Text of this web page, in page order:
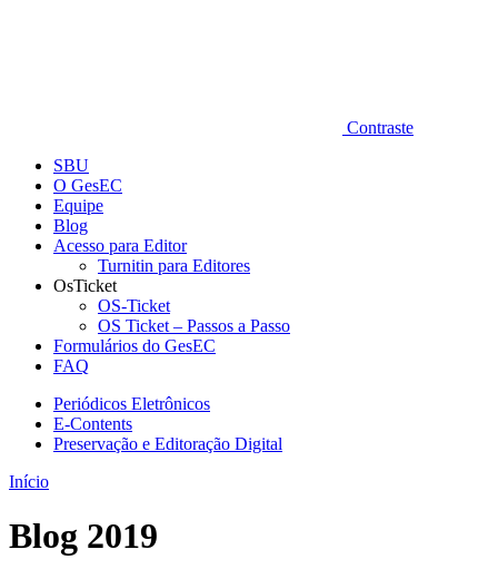
Contraste
SBU
O GesEC
Equipe
Blog
Acesso para Editor
Turnitin para Editores
OsTicket
OS-Ticket
OS Ticket – Passos a Passo
Formulários do GesEC
FAQ
Periódicos Eletrônicos
E-Contents
Preservação e Editoração Digital
Início
Blog 2019